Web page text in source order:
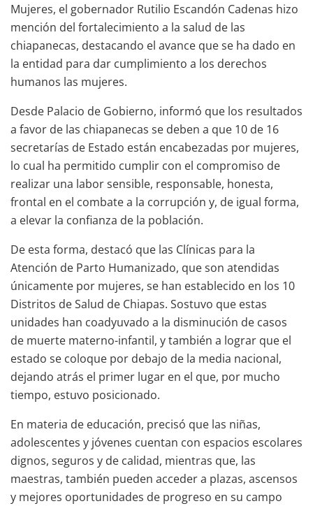
Mujeres, el gobernador Rutilio Escandón Cadenas hizo
mención del fortalecimiento a la salud de las
chiapanecas, destacando el avance que se ha dado en
la entidad para dar cumplimiento a los derechos
humanos las mujeres.
Desde Palacio de Gobierno, informó que los resultados
a favor de las chiapanecas se deben a que 10 de 16
secretarías de Estado están encabezadas por mujeres,
lo cual ha permitido cumplir con el compromiso de
realizar una labor sensible, responsable, honesta,
frontal en el combate a la corrupción y, de igual forma,
a elevar la confianza de la población.
De esta forma, destacó que las Clínicas para la
Atención de Parto Humanizado, que son atendidas
únicamente por mujeres, se han establecido en los 10
Distritos de Salud de Chiapas. Sostuvo que estas
unidades han coadyuvado a la disminución de casos
de muerte materno-infantil, y también a lograr que el
estado se coloque por debajo de la media nacional,
dejando atrás el primer lugar en el que, por mucho
tiempo, estuvo posicionado.
En materia de educación, precisó que las niñas,
adolescentes y jóvenes cuentan con espacios escolares
dignos, seguros y de calidad, mientras que, las
maestras, también pueden acceder a plazas, ascensos
y mejores oportunidades de progreso en su campo